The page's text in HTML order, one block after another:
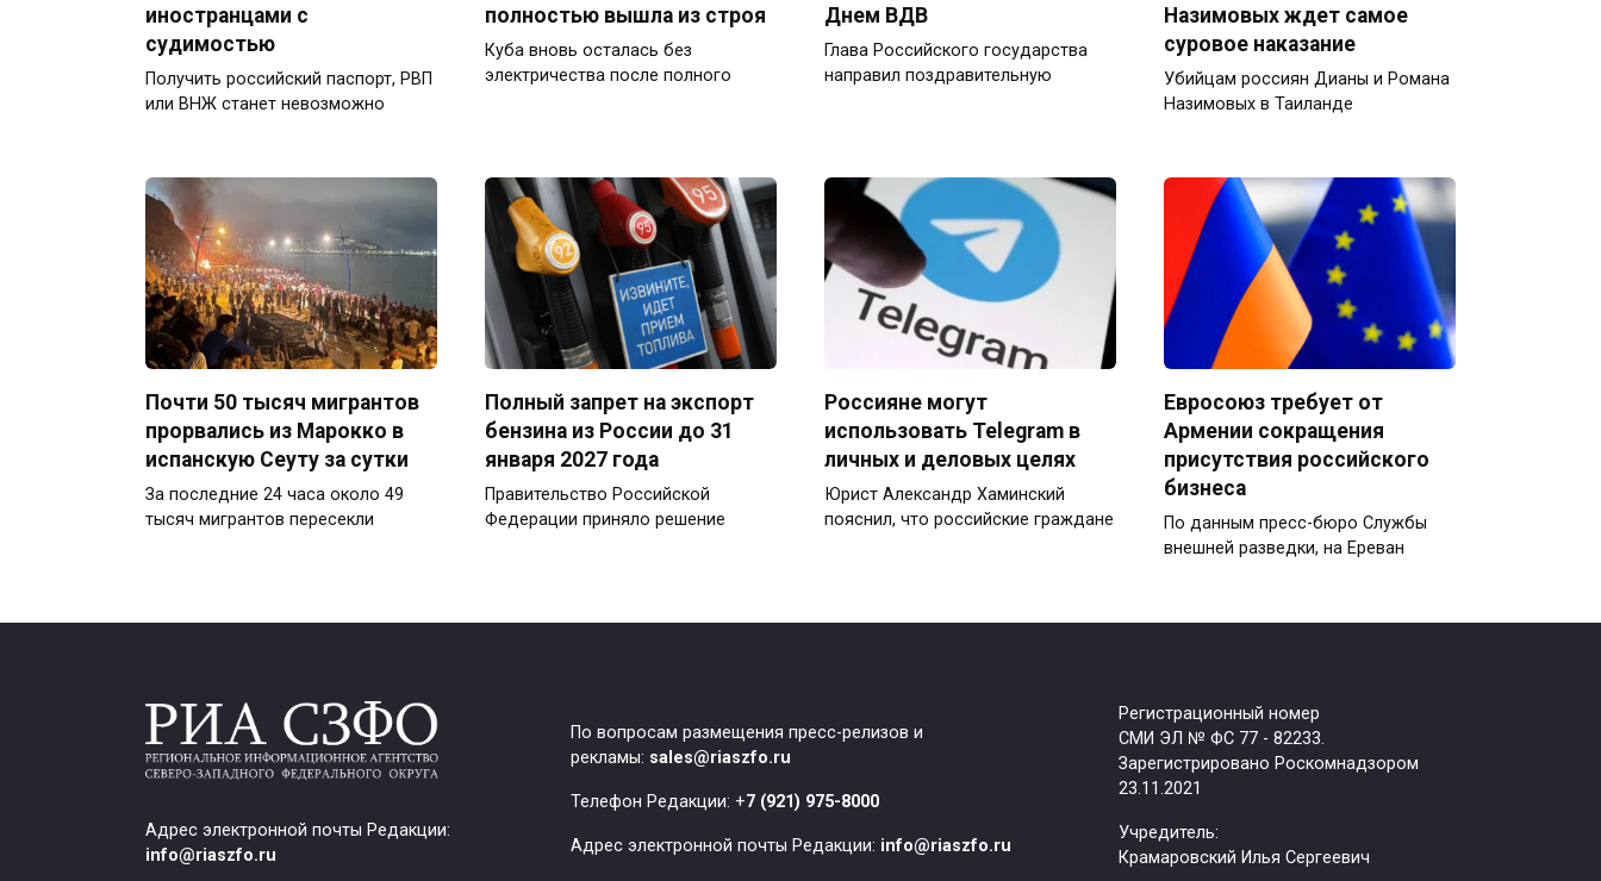
иностранцами с
судимостью
Получить российский паспорт, РВП
или ВНЖ станет невозможно
полностью вышла из строя
Куба вновь осталась без
электричества после полного
Днем ВДВ
Глава Российского государства
направил поздравительную
Назимовых ждет самое
суровое наказание
Убийцам россиян Дианы и Романа
Назимовых в Таиланде
Почти 50 тысяч мигрантов
прорвались из Марокко в
испанскую Сеуту за сутки
За последние 24 часа около 49
тысяч мигрантов пересекли
Полный запрет на экспорт
бензина из России до 31
января 2027 года
Правительство Российской
Федерации приняло решение
Россияне могут
использовать Telegram в
личных и деловых целях
Юрист Александр Хаминский
пояснил, что российские граждане
Евросоюз требует от
Армении сокращения
присутствия российского
бизнеса
По данным пресс-бюро Службы
внешней разведки, на Ереван
Адрес электронной почты Редакции:
info@riaszfo.ru
По вопросам размещения пресс-релизов и
рекламы: sales@riaszfo.ru
Телефон Редакции: +7 (921) 975-8000
Адрес электронной почты Редакции: info@riaszfo.ru
Регистрационный номер
СМИ ЭЛ № ФС 77 - 82233.
Зарегистрировано Роскомнадзором
23.11.2021
Учредитель:
Крамаровский Илья Сергеевич